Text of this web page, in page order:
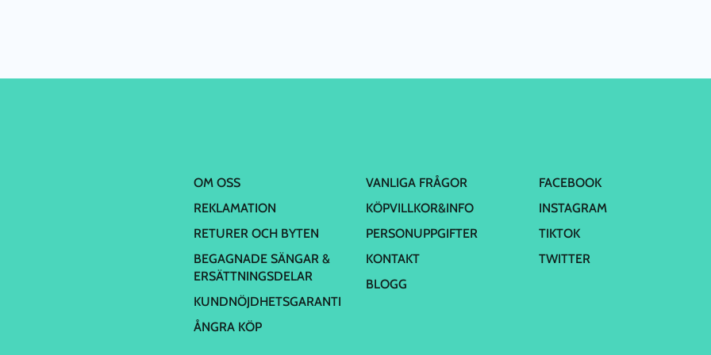
OM OSS
REKLAMATION
RETURER OCH BYTEN
BEGAGNADE SÄNGAR &
ERSÄTTNINGSDELAR
KUNDNÖJDHETSGARANTI
ÅNGRA KÖP
VANLIGA FRÅGOR
KÖPVILLKOR&INFO
PERSONUPPGIFTER
KONTAKT
BLOGG
FACEBOOK
INSTAGRAM
TIKTOK
TWITTER